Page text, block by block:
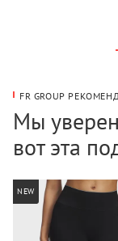
FR GROUP
Мы
вот эта
NEW